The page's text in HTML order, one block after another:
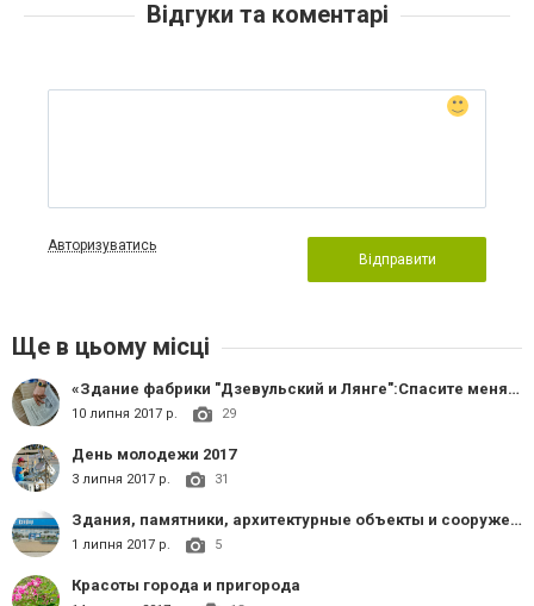
Відгуки та коментарі
Авторизуватись
Відправити
Ще в цьому місці
«Здание фабрики "Дзевульский и Лянге":Спасите меня, Славянцы!».
10 липня 2017 р. 29
День молодежи 2017
3 липня 2017 р. 31
Здания, памятники, архитектурные объекты и сооружения
1 липня 2017 р. 5
Красоты города и пригорода